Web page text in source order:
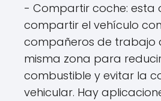
- Compartir coche: esta
compartir el vehículo
compañeros de trabajo
misma zona para
combustible y evitar la
vehicular. Hay